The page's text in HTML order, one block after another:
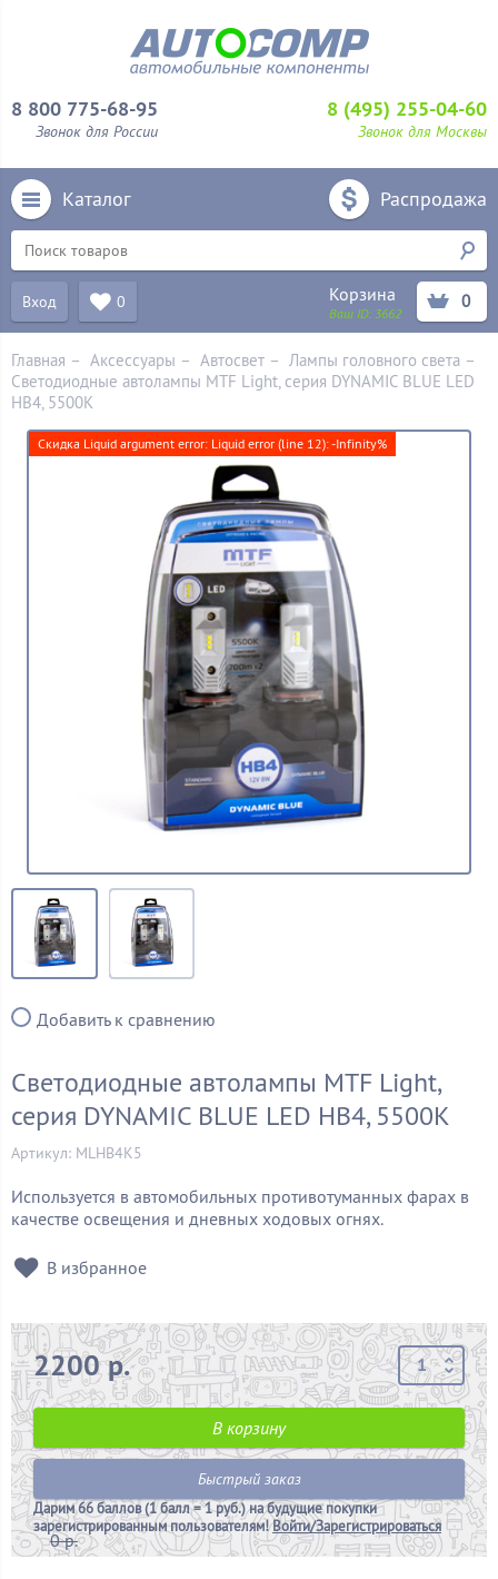
8 800 775-68-95
Звонок для России
8 (495) 255-04-60
Звонок для Москвы
Каталог Распродажа
Вход 0 Корзина
Ваш ID: 3662
0
Главная – Аксессуары – Aвтосвет – Лампы головного света –
Светодиодные автолампы MTF Light, серия DYNAMIC BLUE LED
HB4, 5500K
Скидка Liquid argument error: Liquid error (line 12): -Infinity%
Добавить к сравнению
Светодиодные автолампы MTF Light,
серия DYNAMIC BLUE LED HB4, 5500K
Артикул: MLHB4K5
Используется в автомобильных противотуманных фарах в
качестве освещения и дневных ходовых огнях.
В избранное
2200 р.
0 р.
В корзину
Быстрый заказ
Дарим66 баллов (1 балл = 1 руб.)на будущие покупки
зарегистрированным пользователям!Войти/Зарегистрироваться